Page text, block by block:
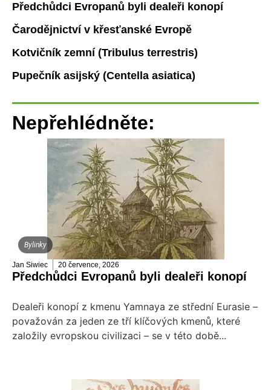
Předchůdci Evropanů byli dealeři konopí
Čarodějnictví v křesťanské Evropě
Kotvičník zemní (Tribulus terrestris)
Pupečník asijský (Centella asiatica)
Nepřehlédněte:
Bylinky
Jan Siwiec 20 července, 2026
Předchůdci Evropanů byli dealeři konopí
Dealeři konopí z kmenu Yamnaya ze střední Eurasie –
považován za jeden ze tří klíčových kmenů, které
založily evropskou civilizaci – se v této době...